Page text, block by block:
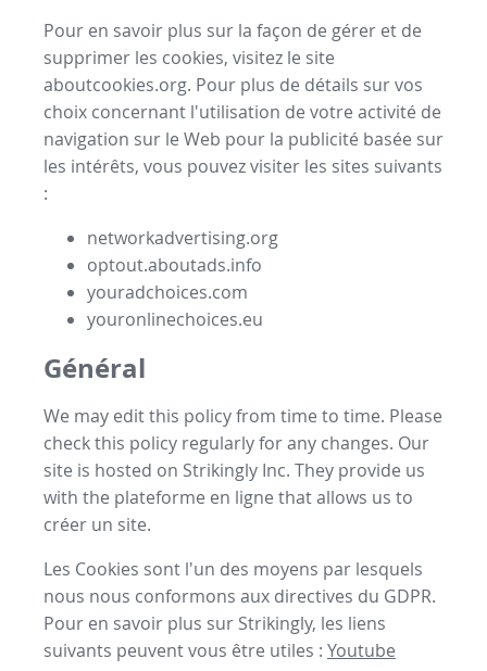
Pour en savoir plus sur la façon de gérer et de
supprimer les cookies, visitez le site
aboutcookies.org. Pour plus de détails sur vos
choix concernant l'utilisation de votre activité de
navigation sur le Web pour la publicité basée sur
les intérêts, vous pouvez visiter les sites suivants
:
networkadvertising.org
optout.aboutads.info
youradchoices.com
youronlinechoices.eu
Général
We may edit this policy from time to time. Please
check this policy regularly for any changes. Our
site is hosted on Strikingly Inc. They provide us
with the plateforme en ligne that allows us to
créer un site.
Les Cookies sont l'un des moyens par lesquels
nous nous conformons aux directives du GDPR.
Pour en savoir plus sur Strikingly, les liens
suivants peuvent vous être utiles : Youtube